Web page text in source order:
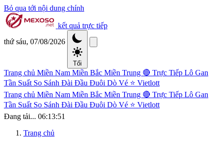
Bỏ qua tới nội dung chính
kết quả trực tiếp
thứ sáu, 07/08/2026
Tối
Trang chủ Miền Nam Miền Bắc Miền Trung 🔴 Trực Tiếp Lô Gan
Tần Suất So Sánh Đài Đầu Đuôi Dò Vé ⭐ Vietlott
Trang chủ Miền Nam Miền Bắc Miền Trung 🔴 Trực Tiếp Lô Gan
Tần Suất So Sánh Đài Đầu Đuôi Dò Vé ⭐ Vietlott
Đang tải... 06:13:51
Trang chủ